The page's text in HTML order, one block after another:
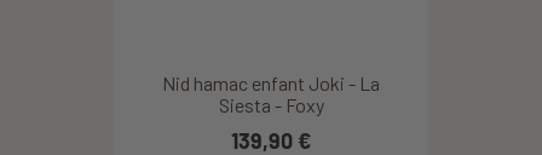
Nid hamac enfant Joki - La
Siesta - Foxy
139,90 €